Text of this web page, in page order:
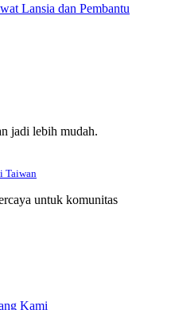
Lansia dan Pembantu
jadi lebih mudah.
Taiwan
untuk komunitas
Kami